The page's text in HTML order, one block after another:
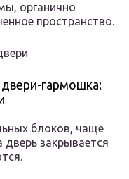
органично
пространство.
гармошка:
блоков, чаще
закрывается